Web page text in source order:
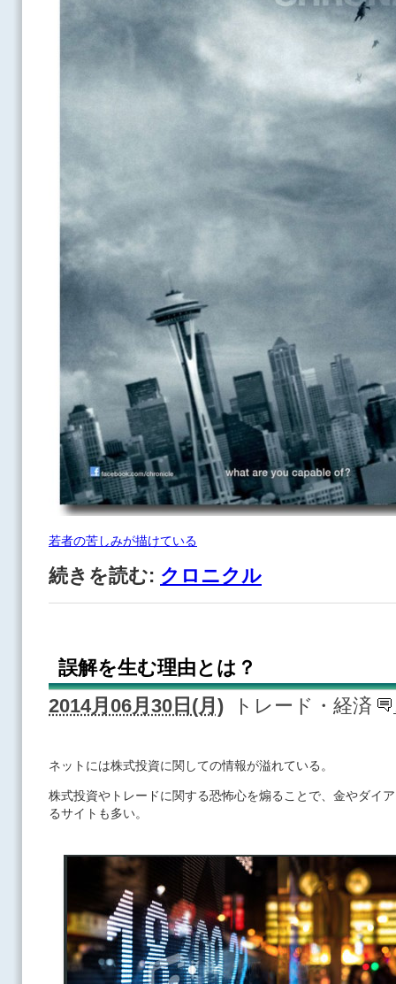
若者の苦しみが描けている
続きを読む: クロニクル
誤解を生む理由とは？
2014月06月30日(月)
トレード・経済
ネットには株式投資に関しての情報が溢れている。
株式投資やトレードに関する恐怖心を煽ることで、金やダイ
るサイトも多い。